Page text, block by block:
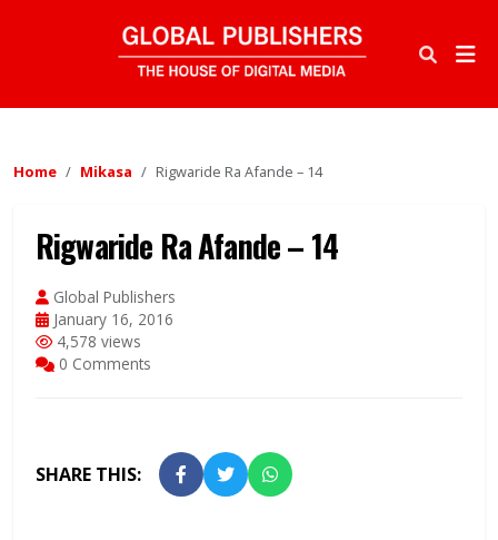
Home Mikasa Rigwaride Ra Afande – 14
Rigwaride Ra Afande – 14
Global Publishers
January 16, 2016
4,578 views
0 Comments
SHARE THIS: